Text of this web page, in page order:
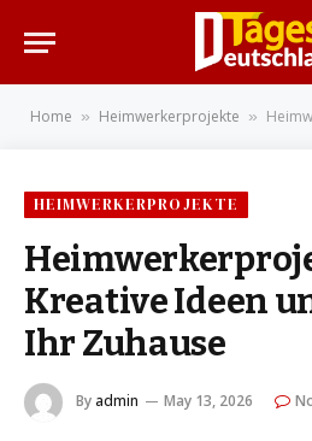
Home » Heimwerkerprojekte »
HEIMWERKERPROJEKTE
Kreative Ideen
Ihr Zuhause
By admin May 13, 2026